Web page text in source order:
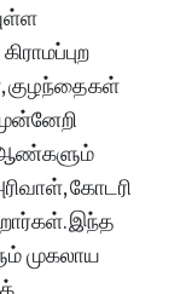
ஆண்களும்
கோடரி
இந்த
முகலாய